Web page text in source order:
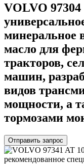
VOLVO 97304
минеральное
масло для
тракторов,
машин,
видов
мощности, а
тормозами
Отправить запрос